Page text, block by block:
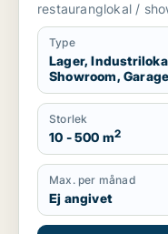
restauranglokal /
Type
Lager,
Showroom, Garage
Storlek
10 - 500 m2
Max. per månad
Ej angivet